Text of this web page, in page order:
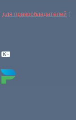
для правообладателей |